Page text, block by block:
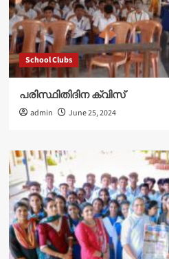
School Clubs
പരിസ്ഥിതിദിന ക്വിസ്
admin June 25, 2024